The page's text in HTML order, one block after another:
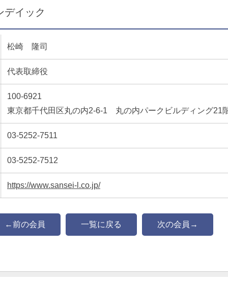
デイック
松崎 隆司
代表取締役
100-6921
東京都千代田区丸の内2-6-1 丸の内パークビルディング21
03-5252-7511
03-5252-7512
https://www.sansei-l.co.jp/
←前の会員 一覧に戻る 次の会員→